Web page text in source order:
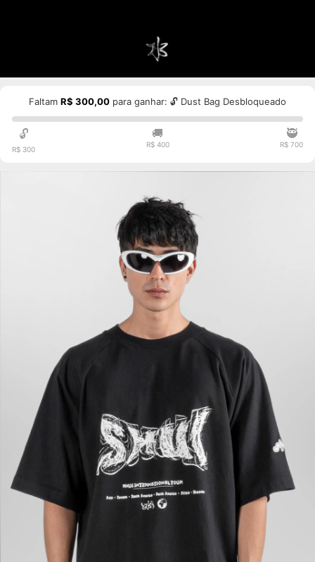
Faltam R$ 300,00 para ganhar: 🔓 Dust Bag Desbloqueado
🔓
R$ 300
🚚
R$ 400
🥷
R$ 700